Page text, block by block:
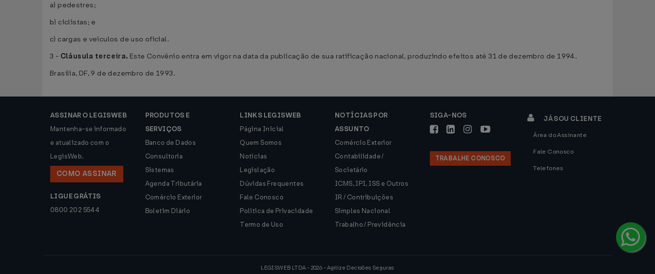
a) pedestres;
b) ciclistas; e
c) cargas e veículos de uso oficial.
3 - Cláusula terceira. Este Convênio entra em vigor na data da publicação de sua ratificação nacional, produzindo efeitos até 31 de dezembro de 1994.
Brasília, DF, 9 de dezembro de 1993.
ASSINAR O LEGISWEB
Mantenha-se informado
e atualizado com o
LegisWeb.
COMO ASSINAR
LIGUE GRÁTIS
0800 202 5544
PRODUTOS E
SERVIÇOS
Banco de Dados
Consultoria
Sistemas
Agenda Tributária
Comércio Exterior
Boletim Diário
LINKS LEGISWEB
Página Inicial
Quem Somos
Notícias
Legislação
Dúvidas Frequentes
Fale Conosco
Política de Privacidade
Termo de Uso
NOTÍCIAS POR
ASSUNTO
Comércio Exterior
Contabilidade /
Societário
ICMS, IPI, ISS e Outros
IR / Contribuições
Simples Nacional
Trabalho / Previdência
SIGA-NOS
TRABALHE CONOSCO
JÁ SOU CLIENTE
Área do Assinante
Fale Conosco
Telefones
LEGISWEB LTDA - 2026 - Agilize Decisões Seguras